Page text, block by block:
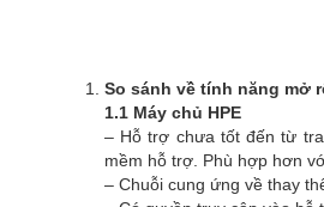
So sánh về tính năng mở
1.1 Máy chủ HPE
– Hỗ trợ chưa tốt đến từ
mềm hỗ trợ. Phù hợp hơn
– Chuỗi cung ứng về thay